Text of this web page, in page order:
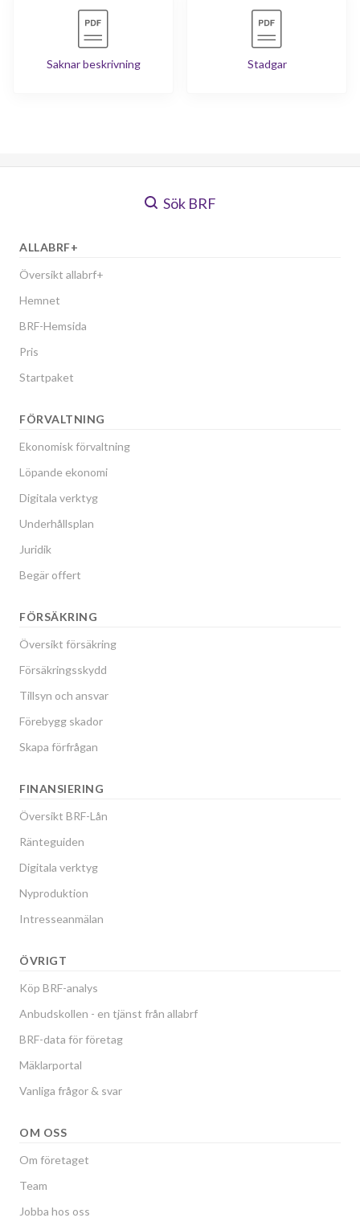
Saknar beskrivning Stadgar
Sök BRF
ALLABRF+
Översikt allabrf+
Hemnet
BRF-Hemsida
Pris
Startpaket
FÖRVALTNING
Ekonomisk förvaltning
Löpande ekonomi
Digitala verktyg
Underhållsplan
Juridik
Begär offert
FÖRSÄKRING
Översikt försäkring
Försäkringsskydd
Tillsyn och ansvar
Förebygg skador
Skapa förfrågan
FINANSIERING
Översikt BRF-Lån
Ränteguiden
Digitala verktyg
Nyproduktion
Intresseanmälan
ÖVRIGT
Köp BRF-analys
Anbudskollen - en tjänst från allabrf
BRF-data för företag
Mäklarportal
Vanliga frågor & svar
OM OSS
Om företaget
Team
Jobba hos oss